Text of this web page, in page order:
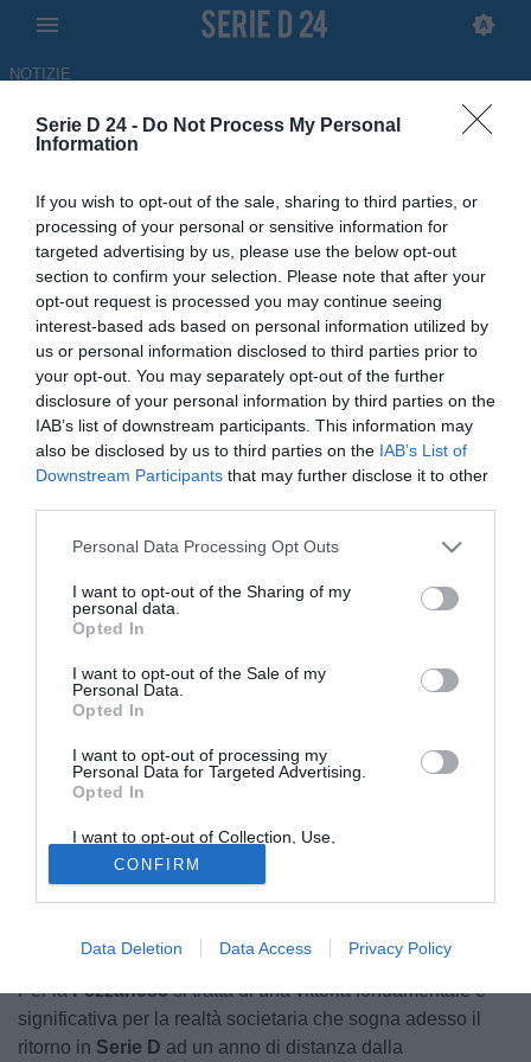
Serie D 24 - Do Not Process My Personal
Information
If you wish to opt-out of the sale, sharing to third parties, or
processing of your personal or sensitive information for
targeted advertising by us, please use the below opt-out
section to confirm your selection. Please note that after your
opt-out request is processed you may continue seeing
interest-based ads based on personal information utilized by
us or personal information disclosed to third parties prior to
your opt-out. You may separately opt-out of the further
disclosure of your personal information by third parties on the
IAB’s list of downstream participants. This information may
also be disclosed by us to third parties on the IAB’s List of
Downstream Participants that may further disclose it to other
Personal Data Processing Opt Outs
I want to opt-out of the Sharing of my
personal data.
Opted In
I want to opt-out of the Sale of my
Personal Data.
Opted In
I want to opt-out of processing my
Personal Data for Targeted Advertising.
Opted In
I want to opt-out of Collection, Use,
Retention, Sale, and/or Sharing of my
Personal Data that Is Unrelated with the
Purposes for which it was collected.
Opted Out
CONFIRM
Data Deletion Data Access Privacy Policy
NOTIZIE
Fezzanese, è finale: i liguri
superano il Nuovo Pordenone
per 3-1 al "Picco"
31.05.2026 20:14 di Federico Borrione
La Fezzanese vola in finale degli Spareggi Nazionali superando
per 3-1 il Nuovo Pordenone nella cornice del "Picco" di La Spezia
cornice del"Picco" di La Spezia si sono imposti per 3-1 sul
Nuovo Pordenone
Nazionali d'Eccellenza . Dopo lo 0-2 in Friuli dell'andata,
alla Fezzanese bastava difendere il risultato per centrare
questo traguardo ma i liguri si sono addirittura superati
Bruccini e la doppietta di Morelli.
Per laFezzanesesi tratta di una vittoria fondamentale e
significativa per la realtà societaria che sogna adesso il
ritorno in Serie D ad un anno di distanza dalla